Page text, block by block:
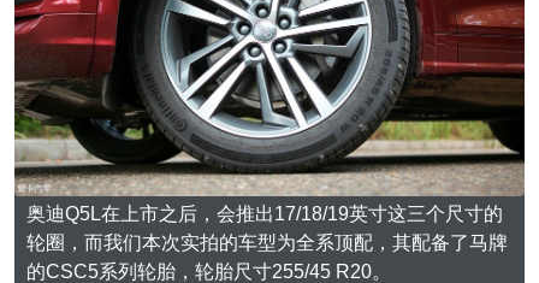
奥迪Q5L在上市之后，会推出17/18/19英寸这三个尺寸的
轮圈，而我们本次实拍的车型为全系顶配，其配备了马牌
的CSC5系列轮胎，轮胎尺寸255/45 R20。